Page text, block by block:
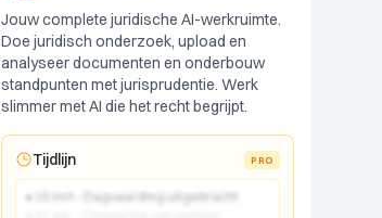
Jouw complete juridische AI-werkruimte.
Doe juridisch onderzoek, upload en
analyseer documenten en onderbouw
standpunten met jurisprudentie. Werk
slimmer met AI die het recht begrijpt.
Tijdlijn PRO
● 15 mrt - Dagvaarding uitgebracht